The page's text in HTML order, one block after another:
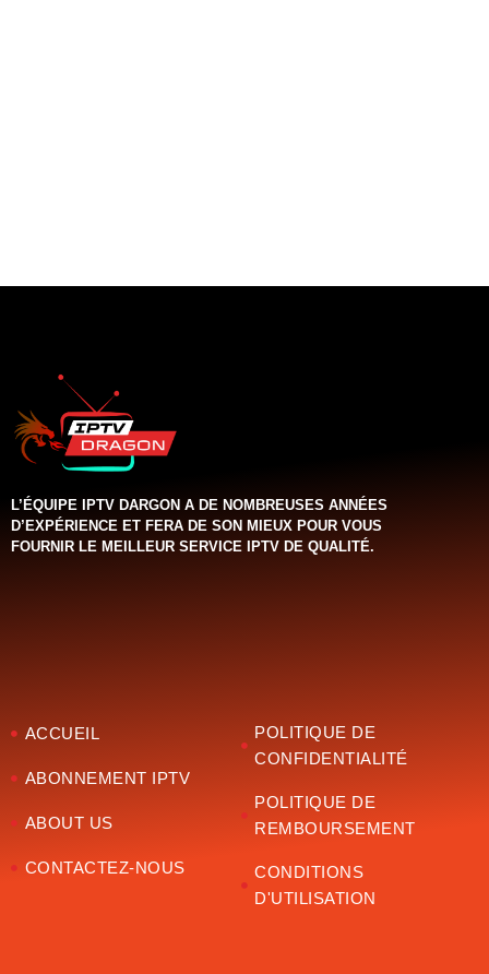
L’ÉQUIPE IPTV DARGON A DE NOMBREUSES ANNÉES
D’EXPÉRIENCE ET FERA DE SON MIEUX POUR VOUS
FOURNIR LE MEILLEUR SERVICE IPTV DE QUALITÉ.‌‌‌‌‌
ACCUEIL
ABONNEMENT IPTV
ABOUT US
CONTACTEZ-NOUS
POLITIQUE DE
CONFIDENTIALITÉ
POLITIQUE DE
REMBOURSEMENT
CONDITIONS
D'UTILISATION